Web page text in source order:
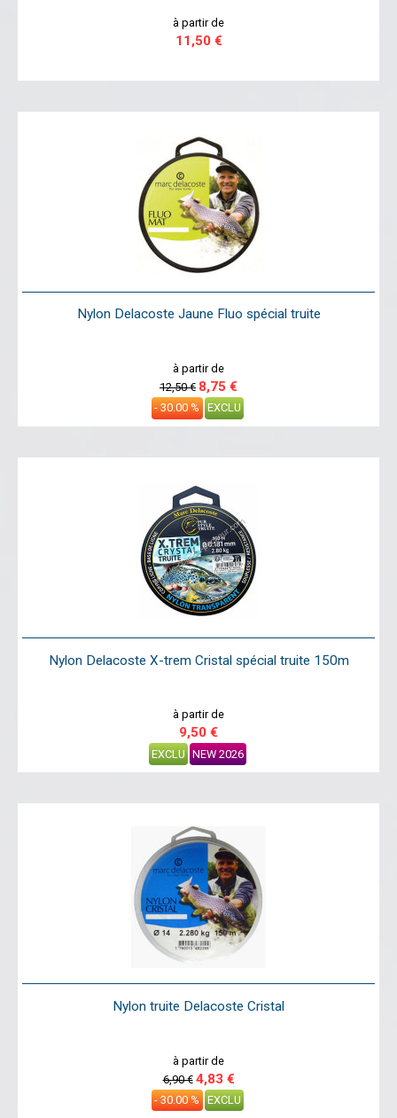
à partir de
11,50 €
Nylon Delacoste Jaune Fluo spécial truite
à partir de
12,50 € 8,75 €
- 30.00 % EXCLU
Nylon Delacoste X-trem Cristal spécial truite 150m
à partir de
9,50 €
EXCLU NEW 2026
Nylon truite Delacoste Cristal
à partir de
6,90 € 4,83 €
- 30.00 % EXCLU